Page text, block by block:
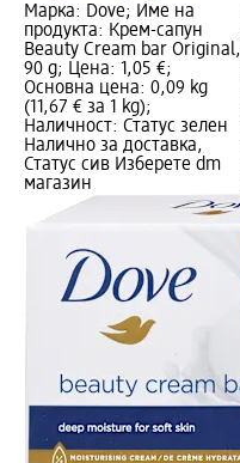
Марка: Dove; Име на
продукта: Крем-сапун
Beauty Cream bar Original,
90 g; Цена: 1,05 €;
Основна цена: 0,09 kg
(11,67 € за 1 kg);
Наличност: Статус зелен
Налично за доставка,
Статус сив Изберете dm
магазин